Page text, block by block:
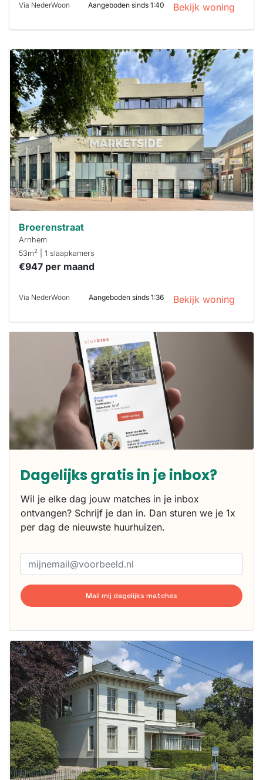
Via NederWoon Aangeboden sinds 1:40 Bekijk woning
Deze woning
waarschijnlijk
al verhuurd
Om kans te
maken moet je
binnen 15
minuten
reageren.
Stekkies helpt
je hierbij!
Broerenstraat
Arnhem
53m2 | 1 slaapkamers
€947 per maand
Via NederWoon Aangeboden sinds 1:36 Bekijk woning
Dagelijks gratis in je inbox?
Wil je elke dag jouw matches in je inbox
ontvangen? Schrijf je dan in. Dan sturen we je 1x
per dag de nieuwste huurhuizen.
Mail mij dagelijks matches
Deze woning
is
waarschijnlijk
al verhuurd
Om kans te
maken moet je
binnen 15
minuten
reageren.
Stekkies helpt
je hierbij!